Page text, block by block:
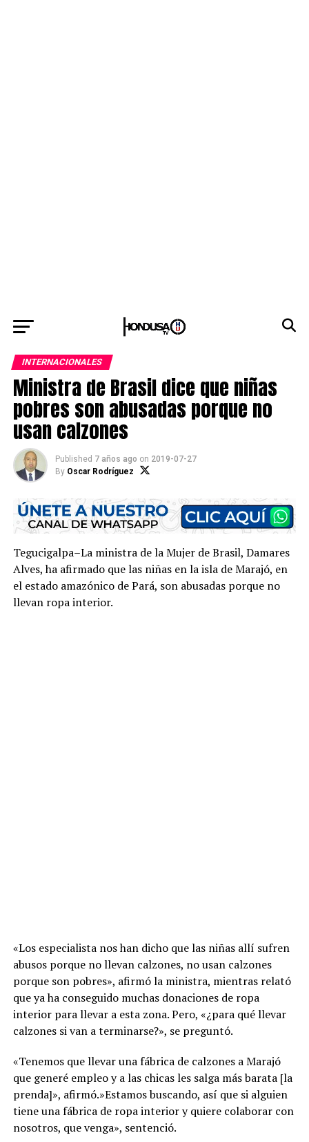
INTERNACIONALES
Ministra de Brasil dice que niñas
pobres son abusadas porque no
usan calzones
Published 7 años ago on 2019-07-27
By Oscar Rodríguez
Tegucigalpa–La ministra de la Mujer de Brasil, Damares
Alves, ha afirmado que las niñas en la isla de Marajó, en
el estado amazónico de Pará, son abusadas porque no
llevan ropa interior.
«Los especialista nos han dicho que las niñas allí sufren
abusos porque no llevan calzones, no usan calzones
porque son pobres», afirmó la ministra, mientras relató
que ya ha conseguido muchas donaciones de ropa
interior para llevar a esta zona. Pero, «¿para qué llevar
calzones si van a terminarse?», se preguntó.
«Tenemos que llevar una fábrica de calzones a Marajó
que generé empleo y a las chicas les salga más barata [la
prenda]», afirmó.»Estamos buscando, así que si alguien
tiene una fábrica de ropa interior y quiere colaborar con
nosotros, que venga», sentenció.